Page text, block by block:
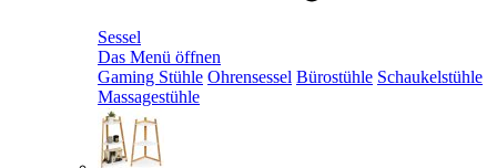
Sessel
Das Menü öffnen
Gaming Stühle Ohrensessel Bürostühle Schaukelstühle
Massagestühle